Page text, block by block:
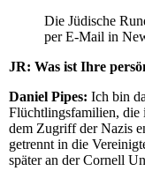
Die Jüdische
per E-Mail in
JR: Was ist Ihre
Daniel Pipes: Ich bin
Flüchtlingsfamilien, die
dem Zugriff der Nazis
getrennt in die
später an der Cornell